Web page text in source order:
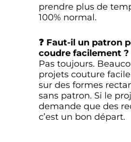
prendre plus de
100% normal.
❓ Faut-il un patron
coudre facilement ?
Pas toujours.
projets couture
sur des formes
sans patron. Si le
demande que des
c’est un bon départ.